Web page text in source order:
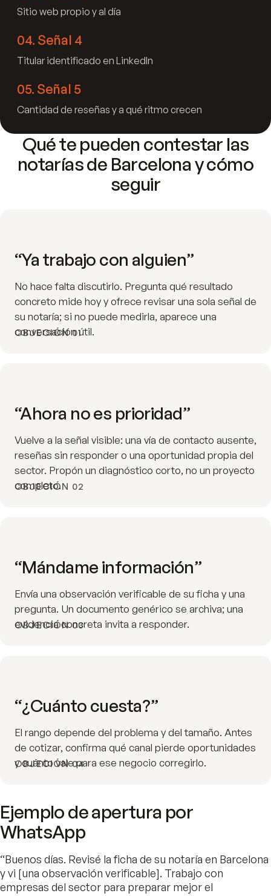
Sitio web propio y al día
04. Señal 4
Titular identificado en LinkedIn
05. Señal 5
Cantidad de reseñas y a qué ritmo crecen
Qué te pueden contestar las
notarías de Barcelona y cómo
seguir
OBJECIÓN 01
“Ya trabajo con alguien”
No hace falta discutirlo. Pregunta qué resultado
concreto mide hoy y ofrece revisar una sola señal de
su notaría; si no puede medirla, aparece una
conversación útil.
OBJECIÓN 02
“Ahora no es prioridad”
Vuelve a la señal visible: una vía de contacto ausente,
reseñas sin responder o una oportunidad propia del
sector. Propón un diagnóstico corto, no un proyecto
completo.
OBJECIÓN 03
“Mándame información”
Envía una observación verificable de su ficha y una
pregunta. Un documento genérico se archiva; una
evidencia concreta invita a responder.
OBJECIÓN 04
“¿Cuánto cuesta?”
El rango depende del problema y del tamaño. Antes
de cotizar, confirma qué canal pierde oportunidades
y cuánto vale para ese negocio corregirlo.
Ejemplo de apertura por
WhatsApp
“Buenos días. Revisé la ficha de su notaría en Barcelona
y vi [una observación verificable]. Trabajo con
empresas del sector para preparar mejor el